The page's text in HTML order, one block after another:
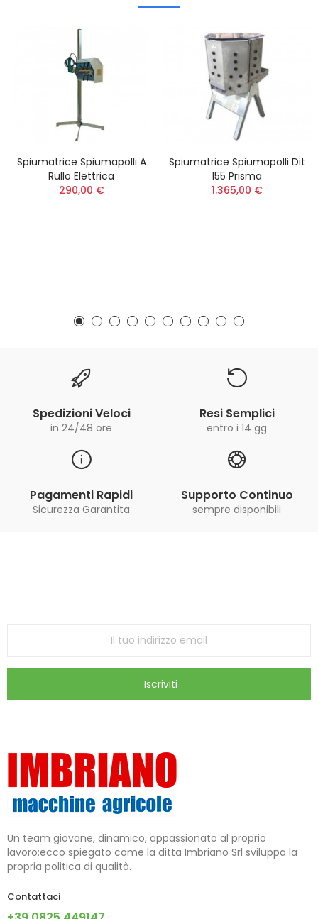
Spiumatrice Spiumapolli A
Rullo Elettrica
290,00 €
Spiumatrice Spiumapolli Dit
155 Prisma
1.365,00 €
Spedizioni Veloci
in 24/48 ore
Resi Semplici
entro i 14 gg
Pagamenti Rapidi
Sicurezza Garantita
Supporto Continuo
sempre disponibili
Iscriviti
Un team giovane, dinamico, appassionato al proprio
lavoro:ecco spiegato come la ditta Imbriano Srl sviluppa la
propria politica di qualità.
Contattaci